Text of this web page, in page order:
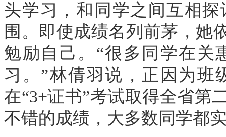
头学习，和同学之间互相
围。即使成绩名列前茅，她
勉励自己。“很多同学在关
习。”林倩羽说，正因为班
在“3+证书”考试取得全省第
不错的成绩，大多数同学都